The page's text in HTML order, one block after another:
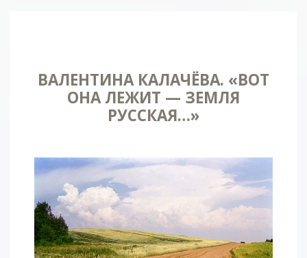
ВАЛЕНТИНА КАЛАЧЁВА. «ВОТ
ОНА ЛЕЖИТ — ЗЕМЛЯ
РУССКАЯ…»